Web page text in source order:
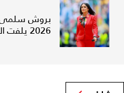
بروش سلمى
2026 يلفت الأنظار